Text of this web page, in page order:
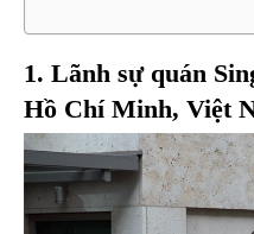
1. Lãnh sự quán
Hồ Chí Minh, Việt